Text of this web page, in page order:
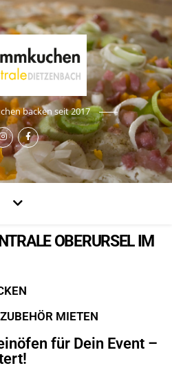
backen seit 2017
OBERURSEL IM
MIETEN
für Dein Event –